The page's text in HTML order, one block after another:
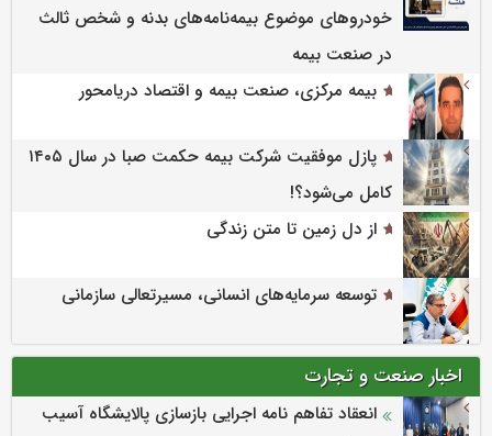
خودروهای موضوع بیمه‌نامه‌های بدنه و شخص ثالث
در صنعت بیمه
بیمه مرکزی، صنعت بیمه و اقتصاد دریامحور
پازل موفقیت شرکت بیمه حکمت صبا در سال ۱۴۰۵
کامل می‌شود؟!
از دل زمین تا متن زندگی
توسعه سرمایه‌های انسانی، مسیرتعالی سازمانی
اخبار صنعت و تجارت
انعقاد تفاهم نامه اجرایی بازسازی پالایشگاه آسیب